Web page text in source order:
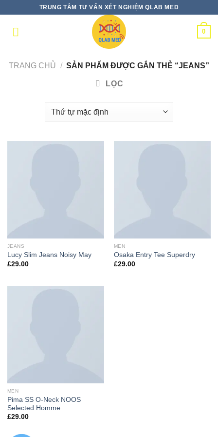
content
TRUNG TÂM TƯ VẤN XÉT NGHIỆM QLAB MED
0
TRANG CHỦ / SẢN PHẨM ĐƯỢC GẮN THẺ “JEANS”
LỌC
JEANS
Lucy Slim Jeans Noisy May
£29.00
MEN
Osaka Entry Tee Superdry
£29.00
MEN
Pima SS O-Neck NOOS
Selected Homme
£29.00